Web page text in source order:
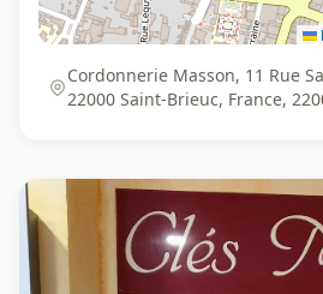
Cordonnerie Masson, 11 Rue
22000 Saint-Brieuc, France,